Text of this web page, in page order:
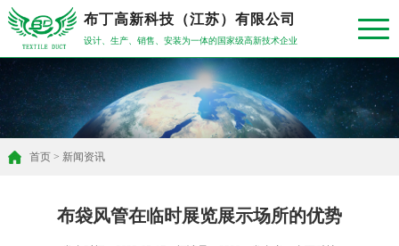
布丁高新科技（江苏）有限公司
设计、生产、销售、安装为一体的国家级高新技术企业
首页> 新闻资讯
布袋风管在临时展览展示场所的优势